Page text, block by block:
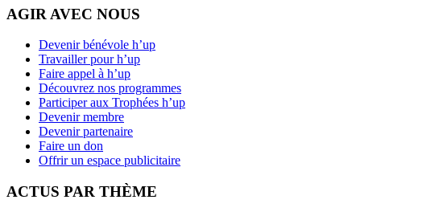
AGIR AVEC NOUS
Devenir bénévole h’up
Travailler pour h’up
Faire appel à h’up
Découvrez nos programmes
Participer aux Trophées h’up
Devenir membre
Devenir partenaire
Faire un don
Offrir un espace publicitaire
ACTUS PAR THÈME